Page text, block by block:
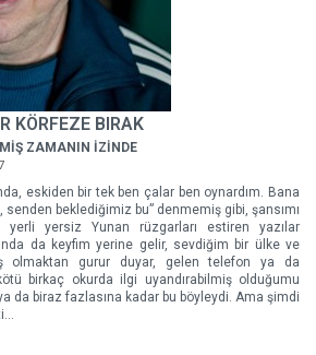
KÖRFEZE BIRAK
ZAMANIN İZİNDE
eskiden bir tek ben çalar ben oynardım. Bana
senden beklediğimiz bu” denmemiş gibi, şansımı
yerli yersiz Yunan rüzgarları estiren yazılar
da keyfim yerine gelir, sevdiğim bir ülke ve
olmaktan gurur duyar, gelen telefon ya da
birkaç okurda ilgi uyandırabilmiş olduğumu
da biraz fazlasına kadar bu böyleydi. Ama şimdi